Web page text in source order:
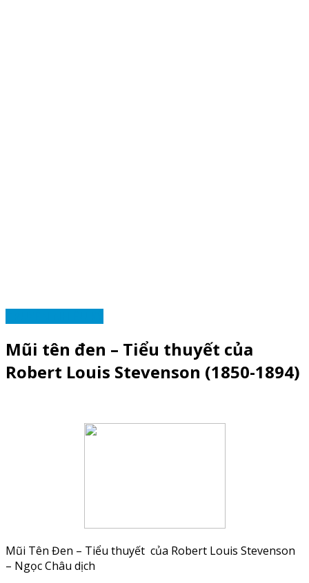
Mũi tên đen – Tiểu thuyết của
Robert Louis Stevenson (1850-1894)
Mũi Tên Đen – Tiểu thuyết của Robert Louis Stevenson
– Ngọc Châu dịch